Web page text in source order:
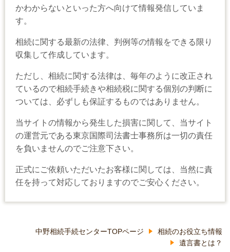
かわからないといった方へ向けて情報発信していま
す。
相続に関する最新の法律、判例等の情報をできる限り
収集して作成しています。
ただし、相続に関する法律は、毎年のように改正され
ているので相続手続きや相続税に関する個別の判断に
ついては、必ずしも保証するものではありません。
当サイトの情報から発生した損害に関して、当サイト
の運営元である東京国際司法書士事務所は一切の責任
を負いませんのでご注意下さい。
正式にご依頼いただいたお客様に関しては、当然に責
任を持って対応しておりますのでご安心ください。
中野相続手続センターTOPページ
相続のお役立ち情報
遺言書とは？